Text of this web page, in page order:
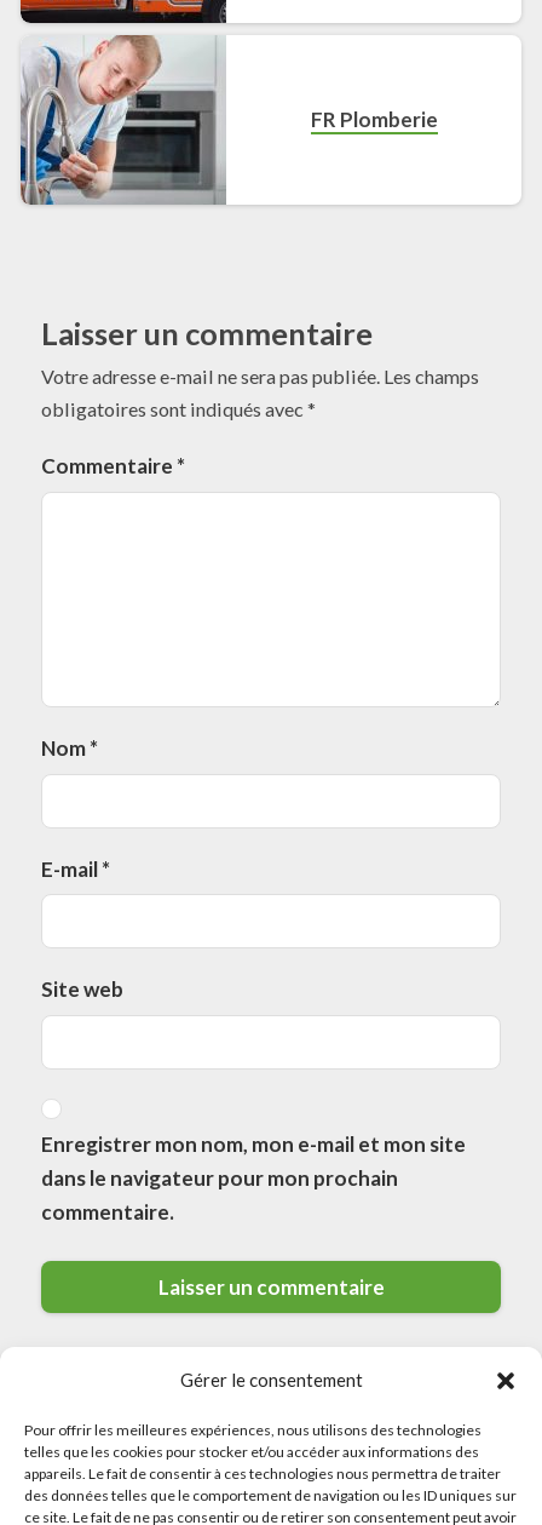
Gérer le consentement
Pour offrir les meilleures expériences, nous utilisons des technologies
telles que les cookies pour stocker et/ou accéder aux informations des
appareils. Le fait de consentir à ces technologies nous permettra de traiter
des données telles que le comportement de navigation ou les ID uniques sur
ce site. Le fait de ne pas consentir ou de retirer son consentement peut avoir
FR Plomberie
Laisser un commentaire
Votre adresse e-mail ne sera pas publiée. Les champs
obligatoires sont indiqués avec *
Commentaire *
Nom*
E-mail*
Site web
Enregistrer mon nom, mon e-mail et mon site
dans le navigateur pour mon prochain
commentaire.